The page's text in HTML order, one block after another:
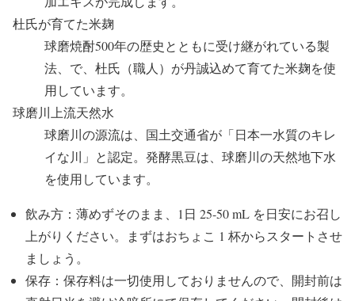
杜氏が育てた米麹
球磨焼酎500年の歴史とともに受け継がれている製
法、で、杜氏（職人）が丹誠込めて育てた米麹を使
用しています。
球磨川上流天然水
球磨川の源流は、国土交通省が「日本一水質のキレ
イな川」と認定。発酵黒豆は、球磨川の天然地下水
を使用しています。
飲み方：薄めずそのまま、1日 25-50 mL を日安にお召し
上がりください。まずはおちょこ 1 杯からスタートさせ
ましょう。
保存：保存料は一切使用しておりませんので、開封前は